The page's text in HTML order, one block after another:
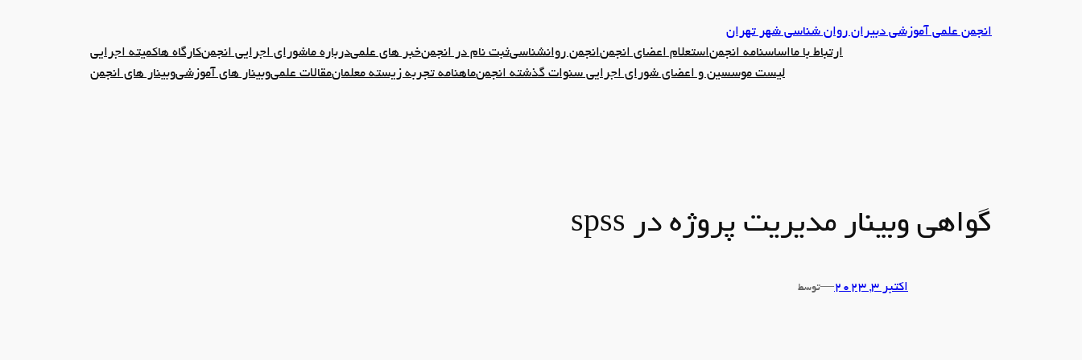
انجمن علمی آموزشی دبیران روان شناسی شهر تهران
ارتباط با مااساسنامه انجمناستعلام اعضای انجمنانجمن روانشناسیثبت نام در انجمنخبر های علمیدرباره ماشورای اجرایی انجمنکارگاه هاکمیته اجرایی
لیست موسسین و اعضای شورای اجرایی سنوات گذشته انجمنماهنامه تجربه زیسته معلمانمقالات علمیوبینار های آموزشیوبینار های انجمن
گواهی وبینار مدیریت پروژه در spss
اکتبر 3, 2023 —توسط